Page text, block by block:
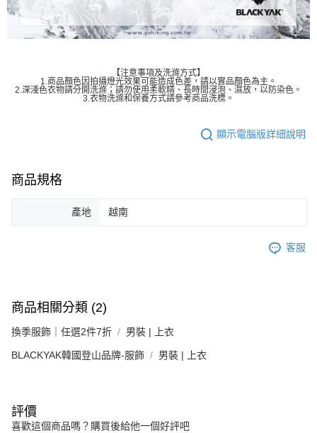
【注意事項及洗滌方式】
1.商品顏色因拍攝燈光效果可能造成色差，請以實品顏色為主。
2.深淺色衣物請分開洗滌；請勿使用柔軟精、長時間浸泡、濕放，以防染色。
3.衣物洗滌和保養方式請參考商品洗標。
顯示電腦版詳細說明
商品規格
產地 越南
客服
商品相關分類 (2)
換季服飾｜任選2件7折 男裝 | 上衣
BLACKYAK韓國登山品牌-服飾 男裝 | 上衣
評價
喜歡這個商品嗎？購買後給他一個好評吧